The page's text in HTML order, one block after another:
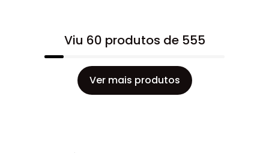
Viu 60 produtos de 555
Ver mais produtos